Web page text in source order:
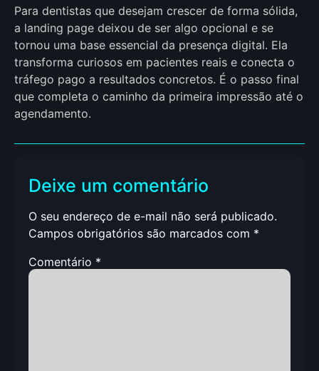
Para dentistas que desejam crescer de forma sólida,
a landing page deixou de ser algo opcional e se
tornou uma base essencial da presença digital. Ela
transforma curiosos em pacientes reais e conecta o
tráfego pago a resultados concretos. É o passo final
que completa o caminho da primeira impressão até o
agendamento.
Deixe um comentário
O seu endereço de e-mail não será publicado.
Campos obrigatórios são marcados com *
Comentário *